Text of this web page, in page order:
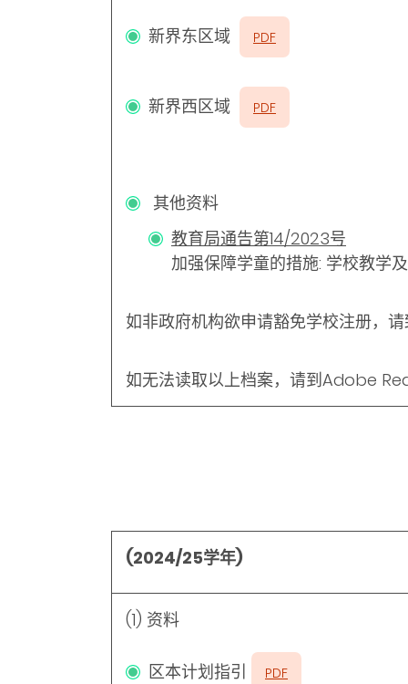
新界东区域 PDF
新界西区域 PDF
其他资料
教育局通告第14/2023号
加强保障学童的措施: 学校教学
如非政府机构欲申请豁免学校注册，
如无法读取以上档案，请到Adobe
(2024/25学年)
(1) 资料
区本计划指引 PDF